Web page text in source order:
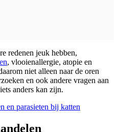
redenen jeuk hebben,
, vlooienallergie, atopie en
niet alleen naar de oren
en ook andere vragen aan
anders kan zijn.
en parasieten bij katten